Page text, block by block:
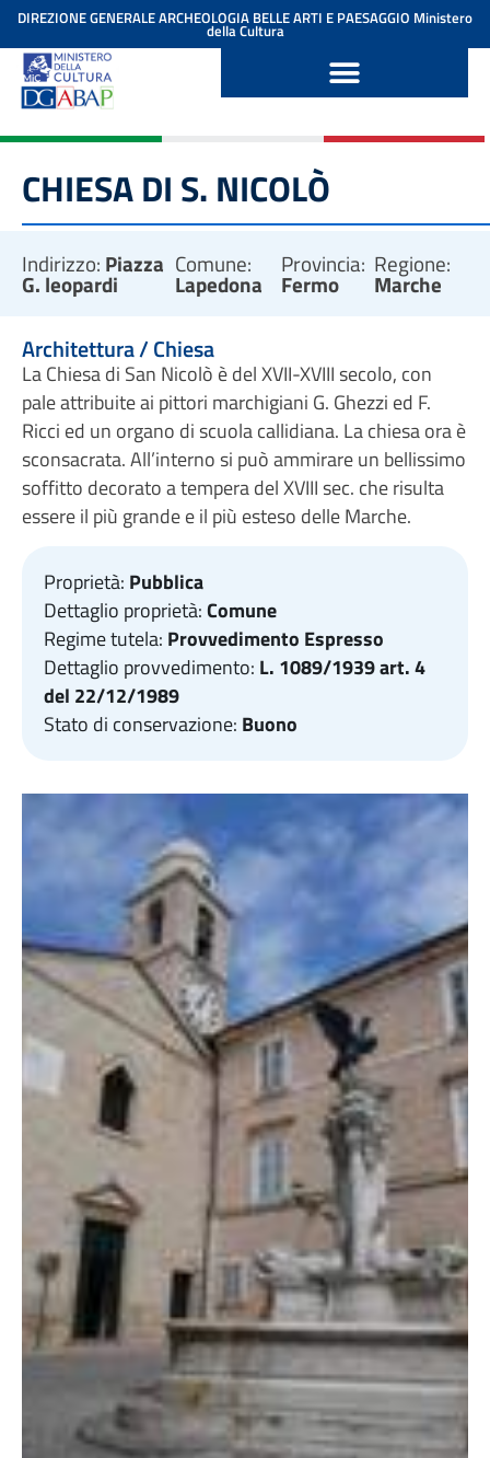
contenuto
DIREZIONE GENERALE ARCHEOLOGIA BELLE ARTI E PAESAGGIO Ministero
della Cultura
CHIESA DI S. NICOLÒ
Indirizzo: Piazza
G. leopardi
Comune:
Lapedona
Provincia:
Fermo
Regione:
Marche
Architettura / Chiesa
La Chiesa di San Nicolò è del XVII-XVIII secolo, con
pale attribuite ai pittori marchigiani G. Ghezzi ed F.
Ricci ed un organo di scuola callidiana. La chiesa ora è
sconsacrata. All’interno si può ammirare un bellissimo
soffitto decorato a tempera del XVIII sec. che risulta
essere il più grande e il più esteso delle Marche.
Proprietà: Pubblica
Dettaglio proprietà:Comune
Regime tutela: Provvedimento Espresso
Dettaglio provvedimento: L. 1089/1939 art. 4
del 22/12/1989
Stato di conservazione: Buono